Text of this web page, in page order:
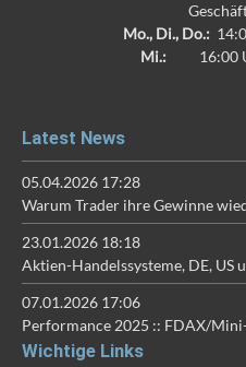
Mo., Di., Do.:
Mi.:
16:00
Latest News
05.04.2026 17:28
Warum Trader ihre Gewinne
23.01.2026 18:18
Aktien-Handelssysteme, DE, US
07.01.2026 17:06
Performance 2025 :: FDAX/
Wichtige Links